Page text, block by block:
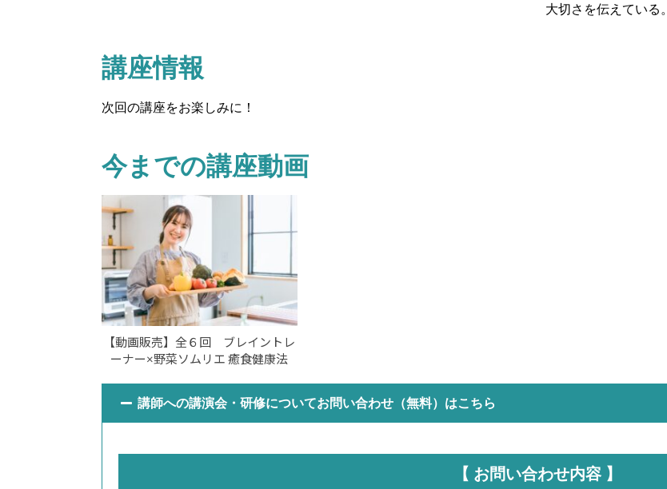
大切さを伝えている。
講座情報
次回の講座をお楽しみに！
今までの講座動画
【動画販売】全６回 ブレイントレ
ーナー×野菜ソムリエ 癒食健康法
講師への講演会・研修についてお問い合わせ（無料）はこちら
【 お問い合わせ内容 】